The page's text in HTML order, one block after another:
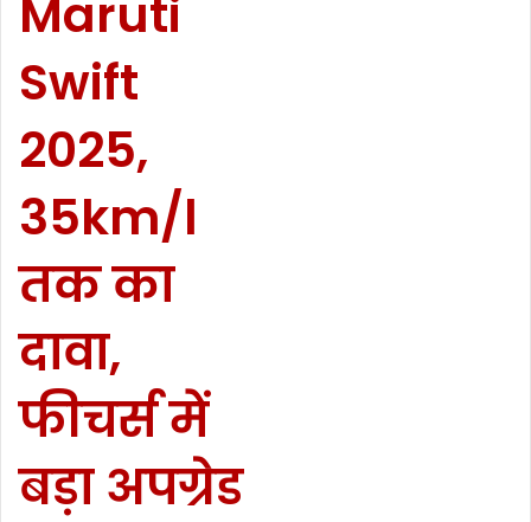
Maruti
Swift
2025,
35km/l
तक का
दावा,
फीचर्स में
बड़ा अपग्रेड